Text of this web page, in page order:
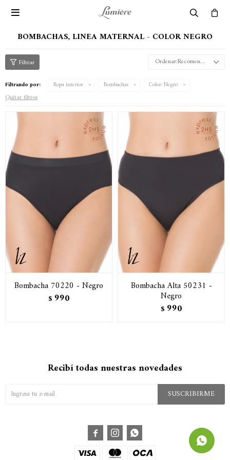

BOMBACHAS, LINEA MATERNAL - COLOR NEGRO
Recomendados
Filtrando por: Ropa interior Bombachas Color:Negro
Quitar filtros
Bombacha 70220 - Negro
$ 990
Bombacha Alta 50231 -
Negro
$ 990
Recibí todas nuestras novedades
SUSCRIBIRME
  